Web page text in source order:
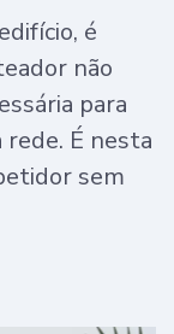
é
não
para
É nesta
sem